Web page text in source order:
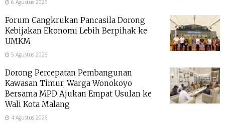
6 Agustus 2026
Forum Cangkrukan Pancasila Dorong
Kebijakan Ekonomi Lebih Berpihak ke
UMKM
5 Agustus 2026
Dorong Percepatan Pembangunan
Kawasan Timur, Warga Wonokoyo
Bersama MPD Ajukan Empat Usulan ke
Wali Kota Malang
4 Agustus 2026